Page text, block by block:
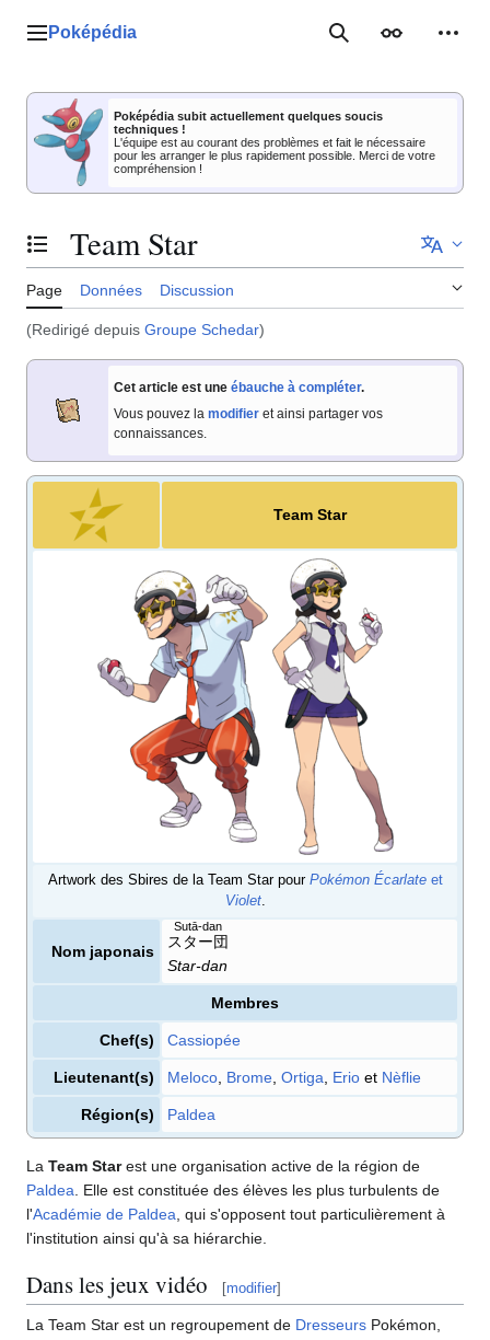
Menu principal
Poképédia RechercherApparence
Poképédia subit actuellement quelques soucis
techniques !
L'équipe est au courant des problèmes et fait le nécessaire
pour les arranger le plus rapidement possible. Merci de votre
compréhension !
Basculer la table des matières
Team Star
Page Données Discussion
(Redirigé depuis Groupe Schedar)
Cet article est une ébauche à compléter.
Vous pouvez la modifier et ainsi partager vos
connaissances.
Team Star
Artwork des Sbires de la Team Star pour Pokémon Écarlateet
Violet.
Nom japonais
スター団
Sutā-dan
Star-dan
Membres
Chef(s) Cassiopée
Lieutenant(s) Meloco Brome Ortiga Erio et Nèflie
Région(s) Paldea
La Team Starest une organisation active de la région de
Paldea . Elle est constituée des élèves les plus turbulents de
l'Académie de Paldea , qui s'opposent tout particulièrement à
l'institution ainsi qu'à sa hiérarchie.
Dans les jeux vidéo [modifier]
La Team Star est un regroupement de Dresseurs Pokémon,